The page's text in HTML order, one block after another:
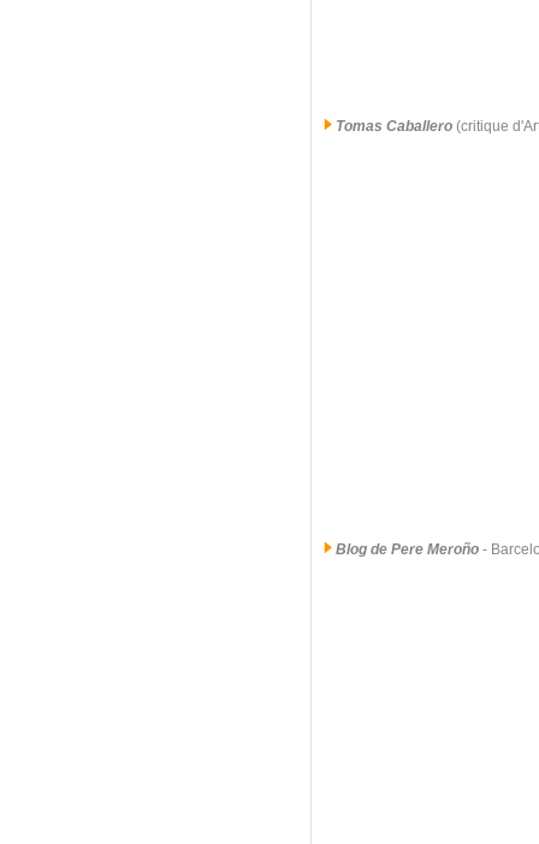
Tomas Caballero (critique
Blog de Pere Meroño -